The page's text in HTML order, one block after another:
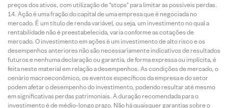
preços dos ativos, com utilização de “stops” para limitar as possíveis perdas.
Ação é uma fração do capital de uma empresa que é negociada no
mercado. É um título de renda variável, ou seja, um investimento no qual a
rentabilidade não é preestabelecida, varia conforme as cotações de
mercado. O investimento em ações é um investimento de alto risco e os
desempenhos anteriores não são necessariamente indicativos de resultados
futuros e nenhuma declaração ou garantia, de forma expressa ou implícita, é
feita neste material em relação a desempenhos. As condições de mercado, o
cenário macroeconômico, os eventos específicos da empresa e do setor
podem afetar o desempenho do investimento, podendo resultar até mesmo
em significativas perdas patrimoniais. A duração recomendada para o
investimento é de médio-longo prazo. Não há quaisquer garantias sobre o